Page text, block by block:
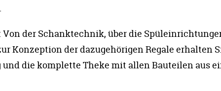
Von der Schanktechnik, über die
Konzeption der dazugehörigen Regale erhalten
die komplette Theke mit allen Bauteilen aus